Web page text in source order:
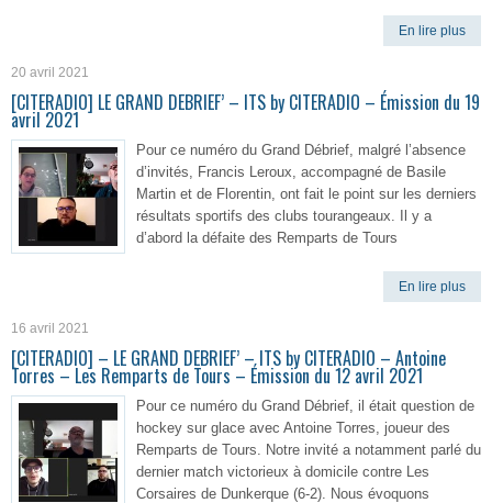
En lire plus
20 avril 2021
[CITERADIO] LE GRAND DEBRIEF’ – ITS by CITERADIO – Émission du 19
avril 2021
Pour ce numéro du Grand Débrief, malgré l’absence
d’invités, Francis Leroux, accompagné de Basile
Martin et de Florentin, ont fait le point sur les derniers
résultats sportifs des clubs tourangeaux. Il y a
d’abord la défaite des Remparts de Tours
En lire plus
16 avril 2021
[CITERADIO] – LE GRAND DEBRIEF’ – ITS by CITERADIO – Antoine
Torres – Les Remparts de Tours – Émission du 12 avril 2021
Pour ce numéro du Grand Débrief, il était question de
hockey sur glace avec Antoine Torres, joueur des
Remparts de Tours. Notre invité a notamment parlé du
dernier match victorieux à domicile contre Les
Corsaires de Dunkerque (6-2). Nous évoquons